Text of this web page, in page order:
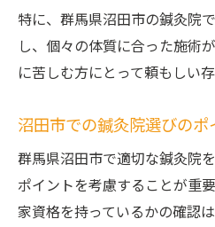
沼田市の鍼灸院が支
鍼灸による体質改善
効果的な花粉症対策
実績と信頼のある鍼
鍼灸院で始める花粉症
を手に入れる方法
鍼灸で花粉症の症状
特に、群馬県沼田市の鍼灸院
し、個々の体質に合った施術
に苦しむ方にとって頼もしい
沼田市での鍼灸院選びのポ
群馬県沼田市で適切な鍼灸院
ポイントを考慮することが重
家資格を持っているかの確認